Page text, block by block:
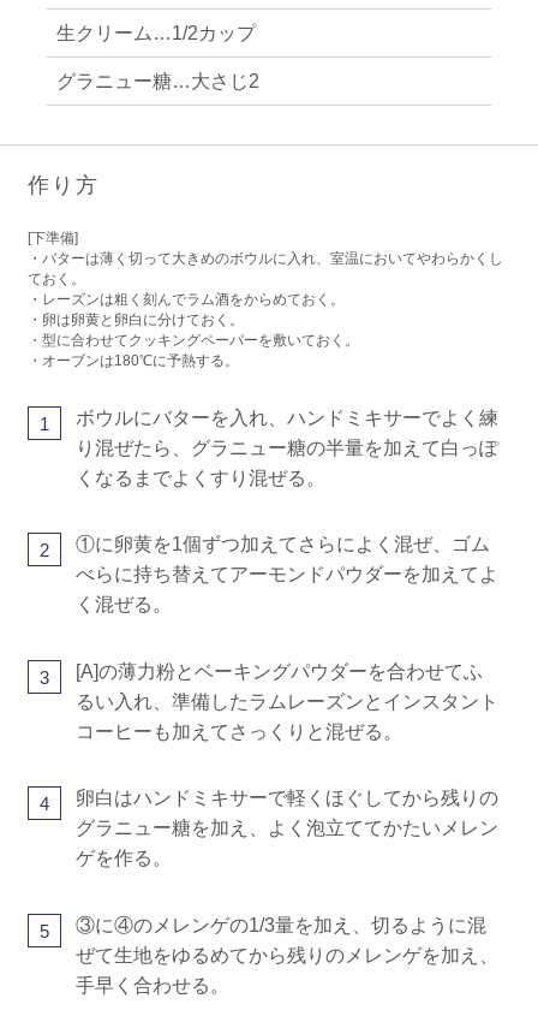
生クリーム…1/2カップ
グラニュー糖…大さじ2
作り方
[下準備]
・バターは薄く切って大きめのボウルに入れ、室温においてやわらかくし
ておく。
・レーズンは粗く刻んでラム酒をからめておく。
・卵は卵黄と卵白に分けておく。
・型に合わせてクッキングペーパーを敷いておく。
・オーブンは180℃に予熱する。
1
ボウルにバターを入れ、ハンドミキサーでよく練
り混ぜたら、グラニュー糖の半量を加えて白っぽ
くなるまでよくすり混ぜる。
2
①に卵黄を1個ずつ加えてさらによく混ぜ、ゴム
べらに持ち替えてアーモンドパウダーを加えてよ
く混ぜる。
3
[A]の薄力粉とベーキングパウダーを合わせてふ
るい入れ、準備したラムレーズンとインスタント
コーヒーも加えてさっくりと混ぜる。
4
卵白はハンドミキサーで軽くほぐしてから残りの
グラニュー糖を加え、よく泡立ててかたいメレン
ゲを作る。
5
③に④のメレンゲの1/3量を加え、切るように混
ぜて生地をゆるめてから残りのメレンゲを加え、
手早く合わせる。